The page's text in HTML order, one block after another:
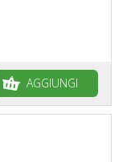
AGGIUNGI